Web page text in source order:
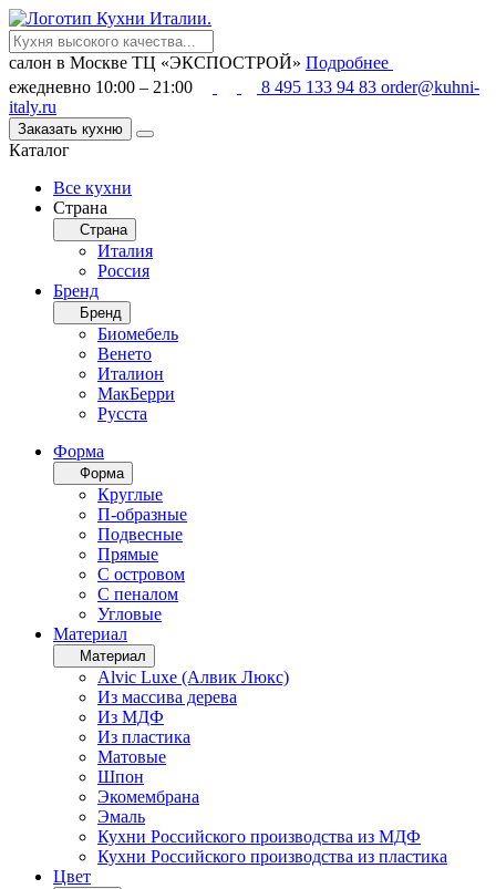
салон в Москве ТЦ «ЭКСПОСТРОЙ» Подробнее
ежедневно 10:00 – 21:00
8 495 133 94 83 order@kuhni-
italy.ru
Заказать кухню
Каталог
Все кухни
Страна
Страна
Италия
Россия
Бренд
Бренд
Биомебель
Венето
Италион
МакБерри
Русста
Форма
Форма
Круглые
П-образные
Подвесные
Прямые
С островом
С пеналом
Угловые
Материал
Материал
Alvic Luxe (Алвик Люкс)
Из массива дерева
Из МДФ
Из пластика
Матовые
Шпон
Экомембрана
Эмаль
Кухни Российского производства из МДФ
Кухни Российского производства из пластика
Цвет